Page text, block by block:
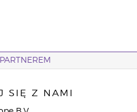
SIĘ Z NAMI